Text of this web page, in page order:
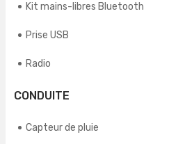
Kit mains-libres Bluetooth
Prise USB
Radio
CONDUITE
Capteur de pluie